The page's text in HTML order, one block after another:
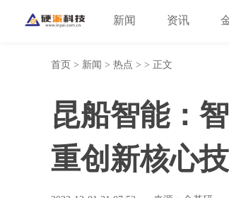
新闻 资讯
首页 > 新闻 > 热点 > > 正文
昆船智能：
重创新核心